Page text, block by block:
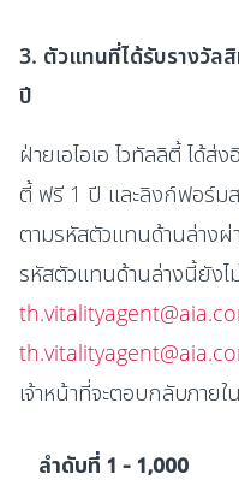
3. ตัวแทนที่ได้รับรางวัล
ปี
ฝ่ายเอไอเอ ไวทัลลิตี้ ได้ส่
ตี้ ฟรี 1 ปี และลิงก์ฟอร์ม
ตามรหัสตัวแทนด้านล่าง
รหัสตัวแทนด้านล่างนี้ยังไ
เจ้าหน้าที่จะตอบกลับภาย
ลำดับที่ 1 - 1,000